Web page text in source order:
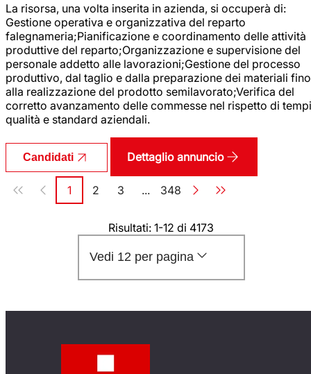
La risorsa, una volta inserita in azienda, si occuperà di:
Gestione operativa e organizzativa del reparto
falegnameria;Pianificazione e coordinamento delle attività
produttive del reparto;Organizzazione e supervisione del
personale addetto alle lavorazioni;Gestione del processo
produttivo, dal taglio e dalla preparazione dei materiali fino
alla realizzazione del prodotto semilavorato;Verifica del
corretto avanzamento delle commesse nel rispetto di
qualità e standard aziendali.
Candidati Dettaglio annuncio
Paginazione
Pagina
1 Pagina
2 Pagina
3 ... Pagina
348
Risultati: 1-12 di 4173
Vedi 12 per pagina